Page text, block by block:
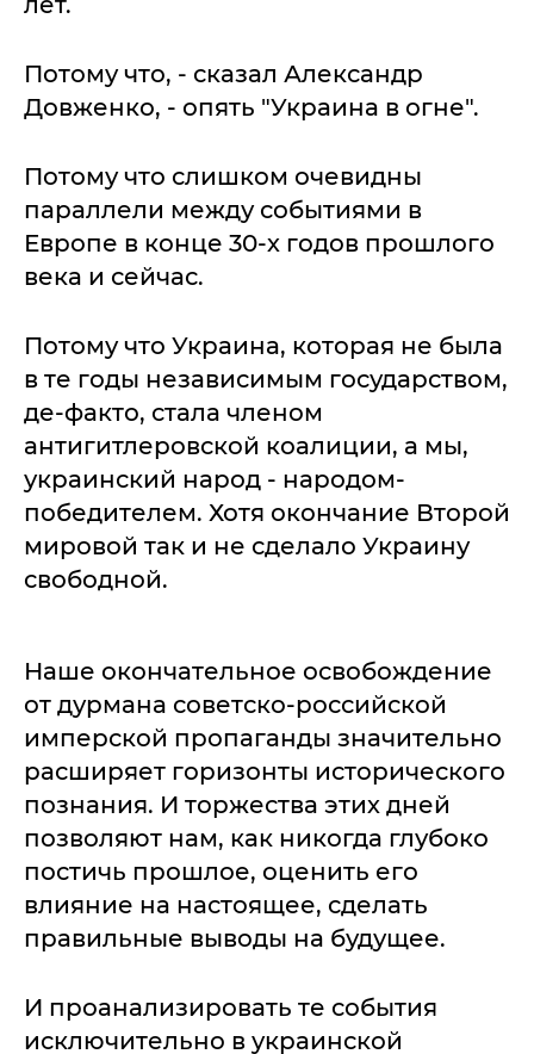
Потому что, - сказал Александр
Довженко, - опять "Украина в огне".
Потому что слишком очевидны
параллели между событиями в
Европе в конце 30-х годов прошлого
века и сейчас.
Потому что Украина, которая не была
в те годы независимым государством,
де-факто, стала членом
антигитлеровской коалиции, а мы,
украинский народ - народом-
победителем. Хотя окончание Второй
мировой так и не сделало Украину
свободной.
Наше окончательное освобождение
от дурмана советско-российской
имперской пропаганды значительно
расширяет горизонты исторического
познания. И торжества этих дней
позволяют нам, как никогда глубоко
постичь прошлое, оценить его
влияние на настоящее, сделать
правильные выводы на будущее.
И проанализировать те события
исключительно в украинской